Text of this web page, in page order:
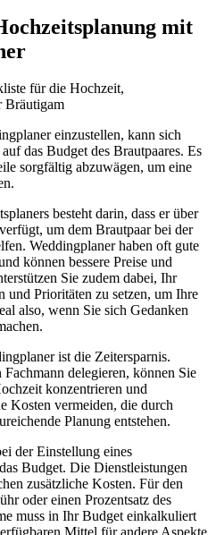
mit
einzustellen, kann sich
das Budget des Brautpaares. Es
sorgfältig abzuwägen, um eine
besteht darin, dass er über
um dem Brautpaar bei der
Weddingplaner haben oft gute
können bessere Preise und
Sie zudem dabei, Ihr
und Prioritäten zu setzen, um Ihre
also, wenn Sie sich Gedanken
ist die Zeitersparnis.
delegieren, können Sie
konzentrieren und
Kosten vermeiden, die durch
Planung entstehen.
der Einstellung eines
Budget. Die Dienstleistungen
zusätzliche Kosten. Für den
oder einen Prozentsatz des
muss in Ihr Budget einkalkuliert